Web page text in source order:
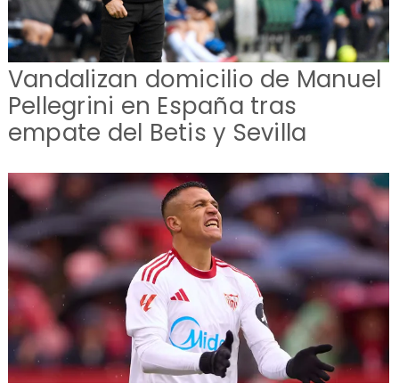
Vandalizan domicilio de Manuel
Pellegrini en España tras
empate del Betis y Sevilla